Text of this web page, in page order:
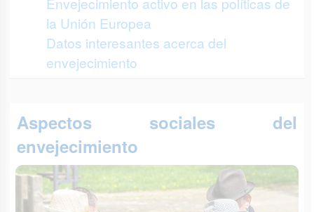
la Unión Europea
Datos interesantes acerca del
envejecimiento
Aspectos sociales del
envejecimiento